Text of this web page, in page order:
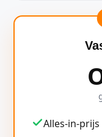
Alles-in-prijs